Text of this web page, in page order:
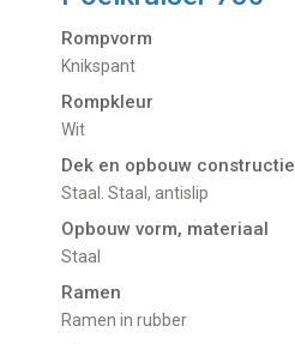
Rompvorm
Knikspant
Rompkleur
Wit
Dek en opbouw constructie
Staal. Staal, antislip
Opbouw vorm, materiaal
Staal
Ramen
Ramen in rubber